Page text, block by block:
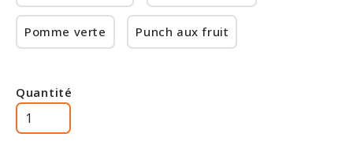
Pomme verte Punch aux fruit
Quantité